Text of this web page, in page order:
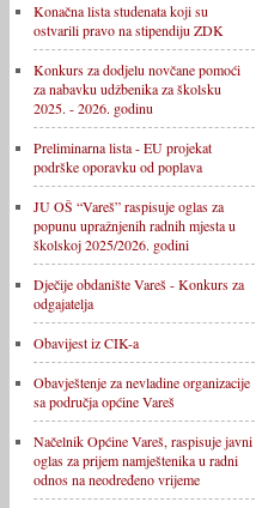
Konačna lista studenata koji su
ostvarili pravo na stipendiju ZDK
Konkurs za dodjelu novčane pomoći
za nabavku udžbenika za školsku
2025. - 2026. godinu
Preliminarna lista - EU projekat
podrške oporavku od poplava
JU OŠ “Vareš” raspisuje oglas za
popunu upražnjenih radnih mjesta u
školskoj 2025/2026. godini
Dječije obdanište Vareš - Konkurs za
odgajatelja
Obavijest iz CIK-a
Obavještenje za nevladine organizacije
sa područja općine Vareš
Načelnik Općine Vareš, raspisuje javni
oglas za prijem namještenika u radni
odnos na neodređeno vrijeme